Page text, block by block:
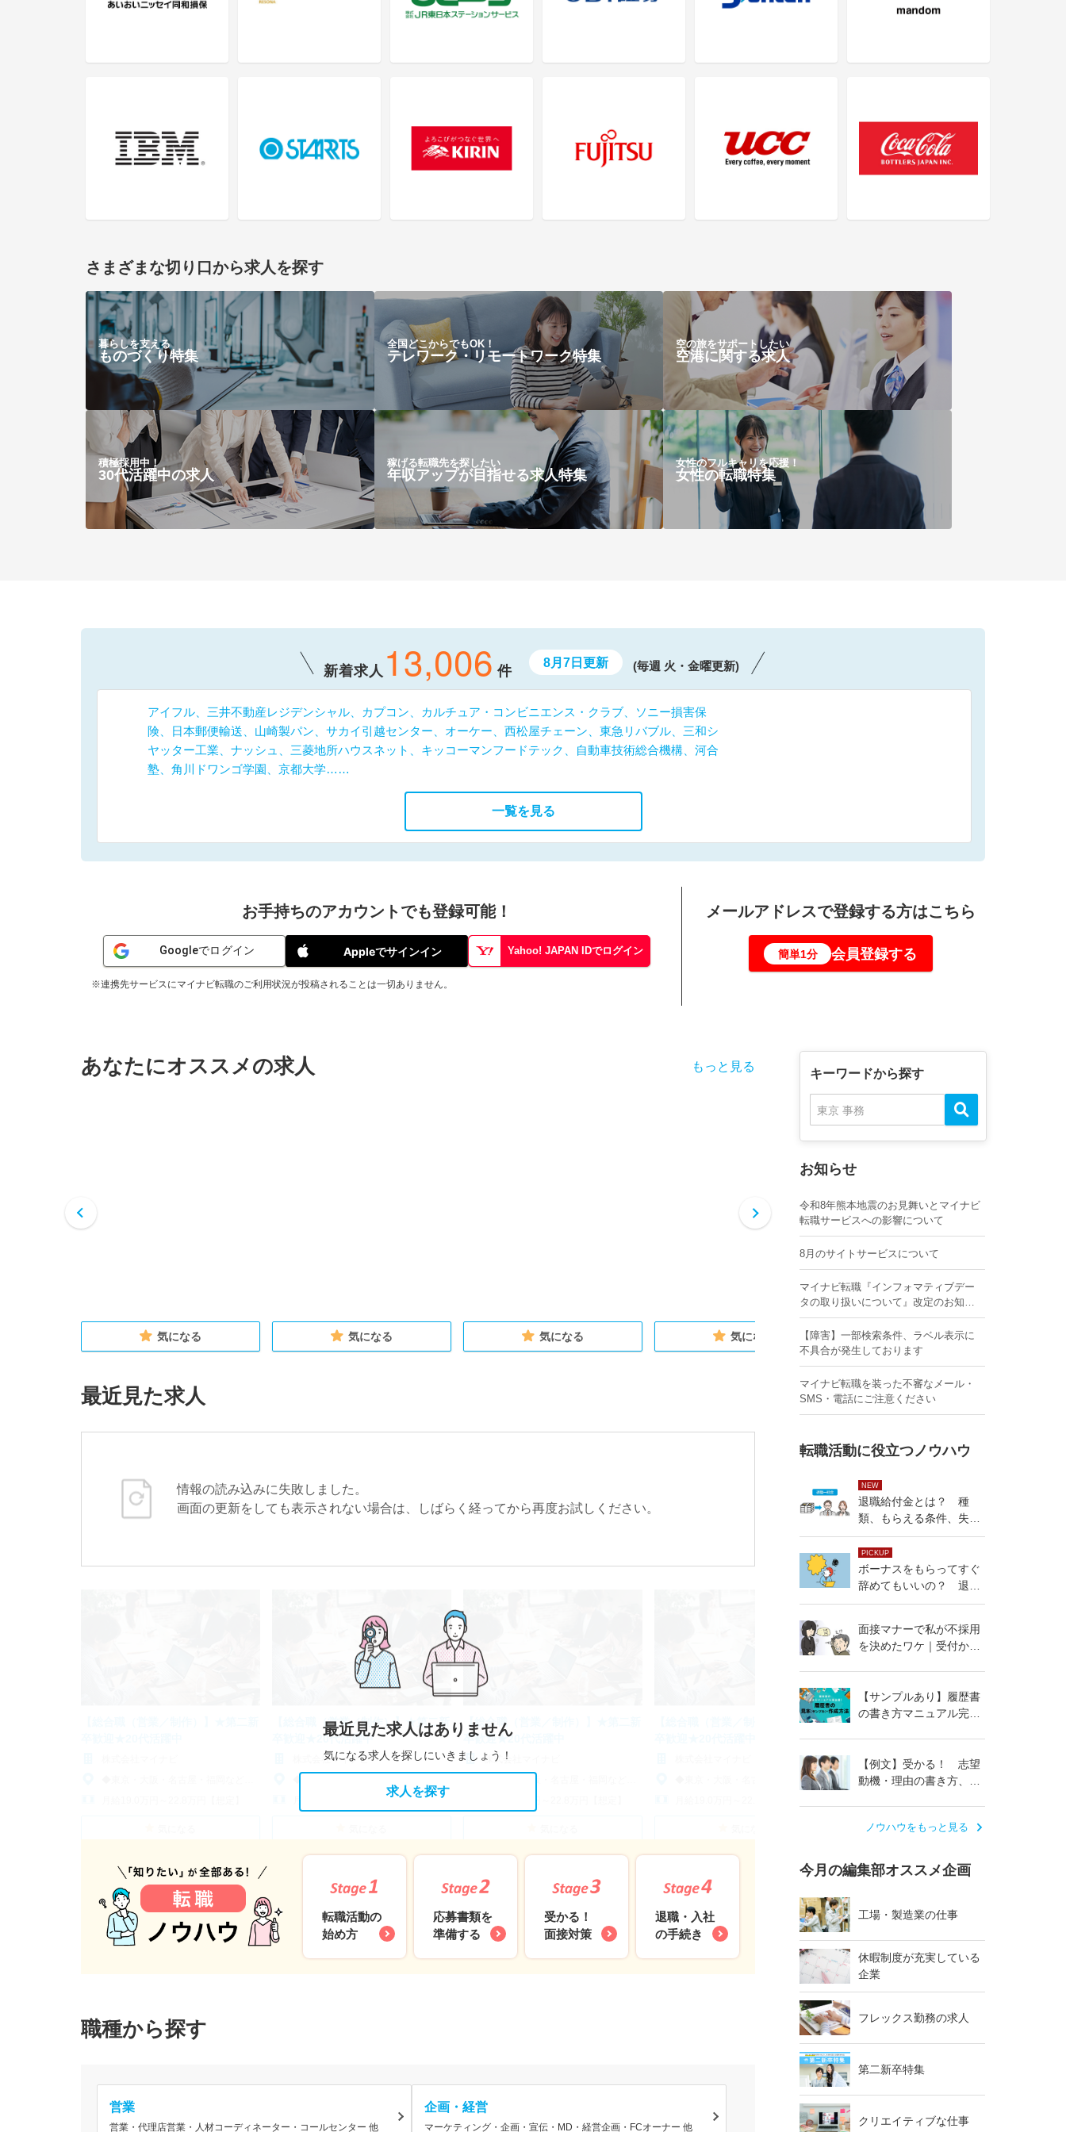
さまざまな切り口から求人を探す
暮らしを支える
ものづくり特集
全国どこからでもOK！
テレワーク・リモートワーク特集
空の旅をサポートしたい
空港に関する求人
積極採用中！
30代活躍中の求人
稼げる転職先を探したい
年収アップが目指せる求人特集
女性のフルキャリを応援！
女性の転職特集
新着求人 13,006 件
8月7日更新 (毎週 火・金曜更新)
アイフル、三井不動産レジデンシャル、カプコン、カルチュア・コンビニエンス・クラブ、ソニー損害保
険、日本郵便輸送、山崎製パン、サカイ引越センター、オーケー、西松屋チェーン、東急リバブル、三和シ
ヤッター工業、ナッシュ、三菱地所ハウスネット、キッコーマンフードテック、自動車技術総合機構、河合
塾、角川ドワンゴ学園、京都大学……
一覧を見る
お手持ちのアカウントでも登録可能！
Googleでログイン Appleでサインイン Yahoo! JAPAN IDでログイン
※連携先サービスにマイナビ転職のご利用状況が投稿されることは一切ありません。
メールアドレスで登録する方はこちら
簡単1分 会員登録する
キーワードから探す
お知らせ
令和8年熊本地震のお見舞いとマイナビ
転職サービスへの影響について
8月のサイトサービスについて
マイナビ転職『インフォマティブデー
タの取り扱いについて』改定のお知ら
せ
【障害】一部検索条件、ラベル表示に
不具合が発生しております
マイナビ転職を装った不審なメール・
SMS・電話にご注意ください
転職活動に役立つノウハウ
NEW
退職給付金とは？ 種
類、もらえる条件、失業
手当との違い
PICKUP
ボーナスをもらってすぐ
辞めてもいいの？ 退職
する時の注意点を解説
面接マナーで私が不採用
を決めたワケ｜受付から
【サンプルあり】履歴書
の書き方マニュアル完全
【例文】受かる！ 志望
動機・理由の書き方、伝
ノウハウをもっと見る
今月の編集部オススメ企画
工場・製造業の仕事
休暇制度が充実している
企業
フレックス勤務の求人
第二新卒特集
クリエイティブな仕事
あなたにオススメの求人 もっと見る
気になる 気になる 気になる 気になる 気になる
最近見た求人
情報の読み込みに失敗しました。
画面の更新をしても表示されない場合は、しばらく経ってから再度お試しください。
最近見た求人はありません
気になる求人を探しにいきましょう！
求人を探す
【総合職（営業／制作）】★第二新
卒歓迎★20代活躍中
株式会社マイナビ
月給19.0万円～22.8万円【想定】
【総合職（営業／制作）】★第二新
卒歓迎★20代活躍中
株式会社マイナビ
【総合職（営業／制作）】★第二新
◆東京・大阪・名古屋・福岡など全国各地で積極採用中◆
ハ
ウ
転職活動の
始め方
応募書類を
準備する
受かる！
面接対策
退職・入社
の手続き
職種から探す
営業
営業・代理店営業・人材コーディネーター・コールセンター 他
企画・経営
マーケティング・企画・宣伝・MD・経営企画・FCオーナー 他